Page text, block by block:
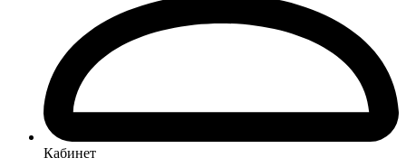
Кабинет